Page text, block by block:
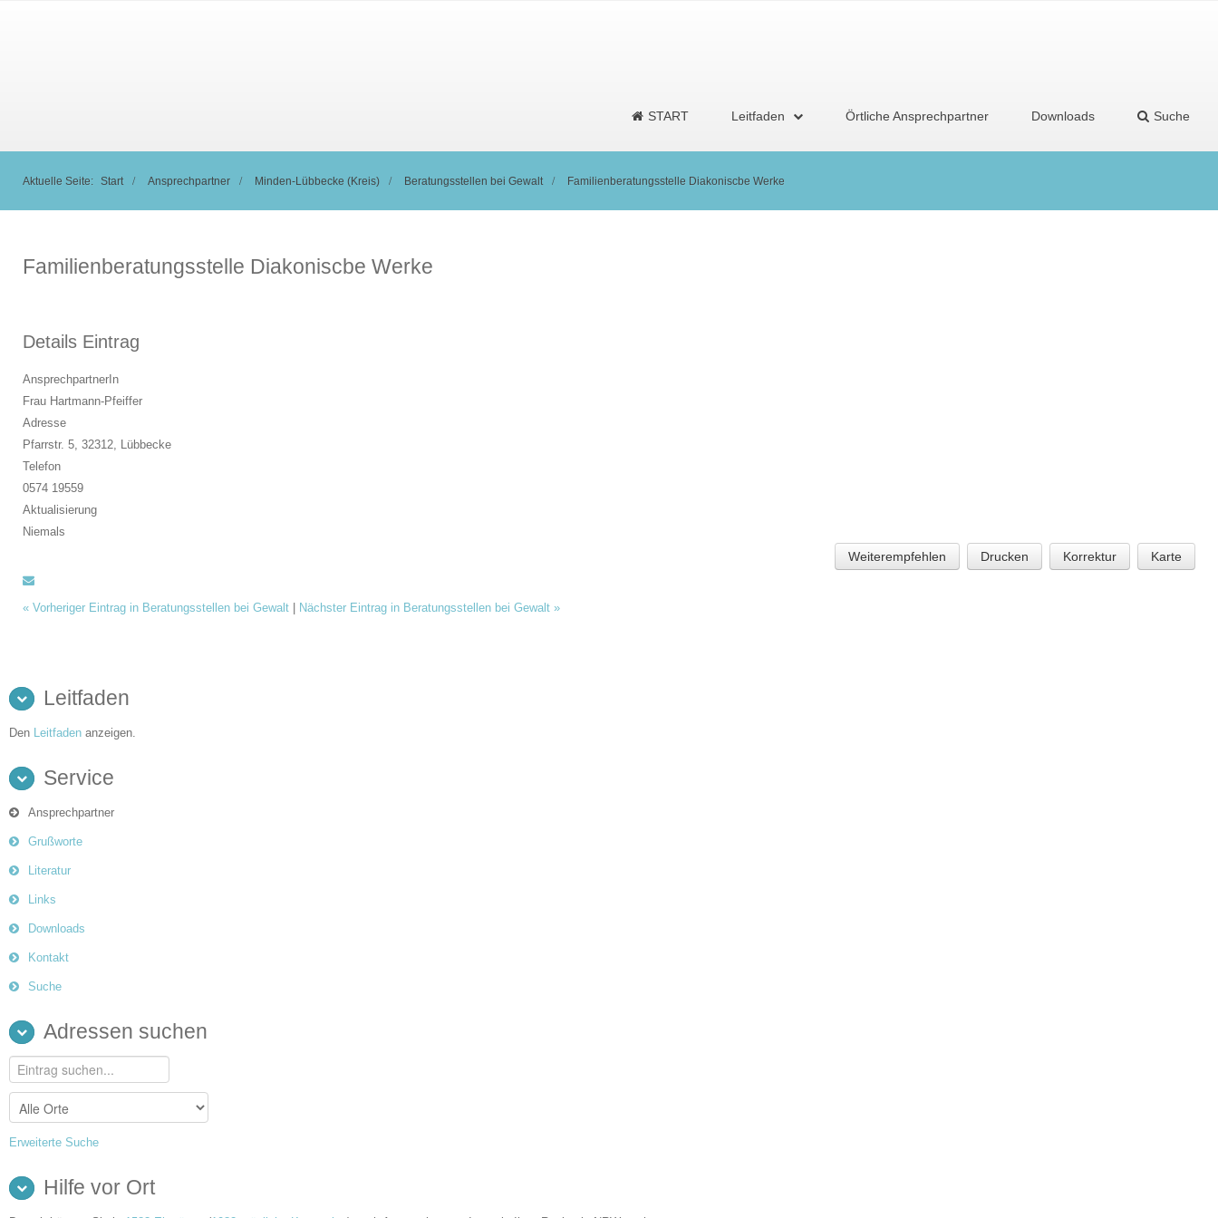
START Leitfaden Örtliche Ansprechpartner Downloads Suche
Aktuelle Seite: Start Ansprechpartner Minden-Lübbecke (Kreis) Beratungsstellen bei Gewalt Familienberatungsstelle Diakoniscbe Werke
Familienberatungsstelle Diakoniscbe Werke
Details Eintrag
AnsprechpartnerIn
Frau Hartmann-Pfeiffer
Adresse
Pfarrstr. 5, 32312, Lübbecke
Telefon
0574 19559
Aktualisierung
Niemals
Weiterempfehlen Drucken Korrektur Karte
« Vorheriger Eintrag in Beratungsstellen bei Gewalt | Nächster Eintrag in Beratungsstellen bei Gewalt »
Leitfaden
Den Leitfaden anzeigen.
Service
Ansprechpartner
Grußworte
Literatur
Links
Downloads
Kontakt
Suche
Adressen suchen
Erweiterte Suche
Hilfe vor Ort